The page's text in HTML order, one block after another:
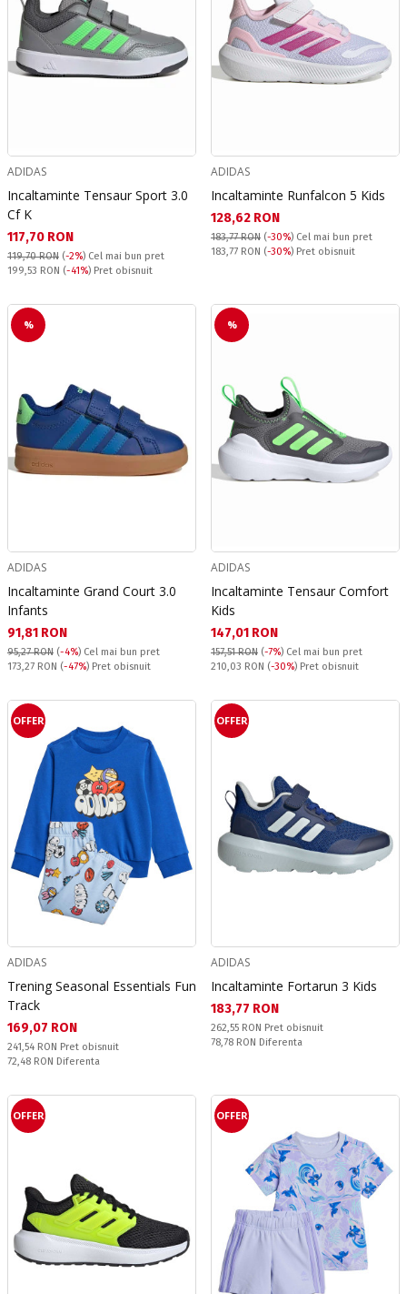
ADIDAS
Incaltaminte Tensaur Sport 3.0
Cf K
Текуща цена:
117,70 RON
119,70 RON (-2%) Cel mai bun pret
Pret obisnuit:
199,53 RON (-41%) Pret obisnuit
ADIDAS
Incaltaminte Runfalcon 5 Kids
Текуща цена:
128,62 RON
183,77 RON (-30%) Cel mai bun pret
Pret obisnuit:
183,77 RON (-30%) Pret obisnuit
%
ADIDAS
Incaltaminte Grand Court 3.0
Infants
Текуща цена:
91,81 RON
95,27 RON (-4%) Cel mai bun pret
Pret obisnuit:
173,27 RON (-47%) Pret obisnuit
%
ADIDAS
Incaltaminte Tensaur Comfort
Kids
Текуща цена:
147,01 RON
157,51 RON (-7%) Cel mai bun pret
Pret obisnuit:
210,03 RON (-30%) Pret obisnuit
OFFER
ADIDAS
Trening Seasonal Essentials Fun
Track
Текуща цена:
169,07 RON
Pret obisnuit:
241,54 RON Pret obisnuit
Спестявате:
72,48 RON Diferenta
OFFER
ADIDAS
Incaltaminte Fortarun 3 Kids
Текуща цена:
183,77 RON
Pret obisnuit:
262,55 RON Pret obisnuit
Спестявате:
78,78 RON Diferenta
OFFER OFFER